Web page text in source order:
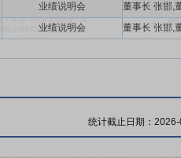
业绩说明会
业绩说明会
统计截止日期：